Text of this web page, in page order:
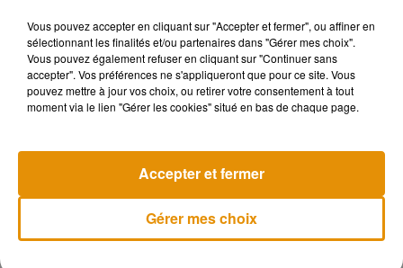
Musique
Après le film, bientôt une docu-série sur
le père de Michael Jackson
live session solaire
Vous pouvez accepter en cliquant sur "Accepter et fermer", ou affiner en
sélectionnant les finalités et/ou partenaires dans "Gérer mes choix".
Vous pouvez également refuser en cliquant sur "Continuer sans
accepter". Vos préférences ne s'appliqueront que pour ce site. Vous
pouvez mettre à jour vos choix, ou retirer votre consentement à tout
moment via le lien "Gérer les cookies" situé en bas de chaque page.
Gérer mes choix
Accepter et fermer